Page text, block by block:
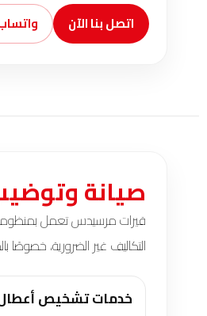
اتصل بنا الآن
صيانة
قيرات مرسيدس تعمل بمنظومة
التكاليف غير الضرورية، خصوصًا
خدمات تشخيص أعطال